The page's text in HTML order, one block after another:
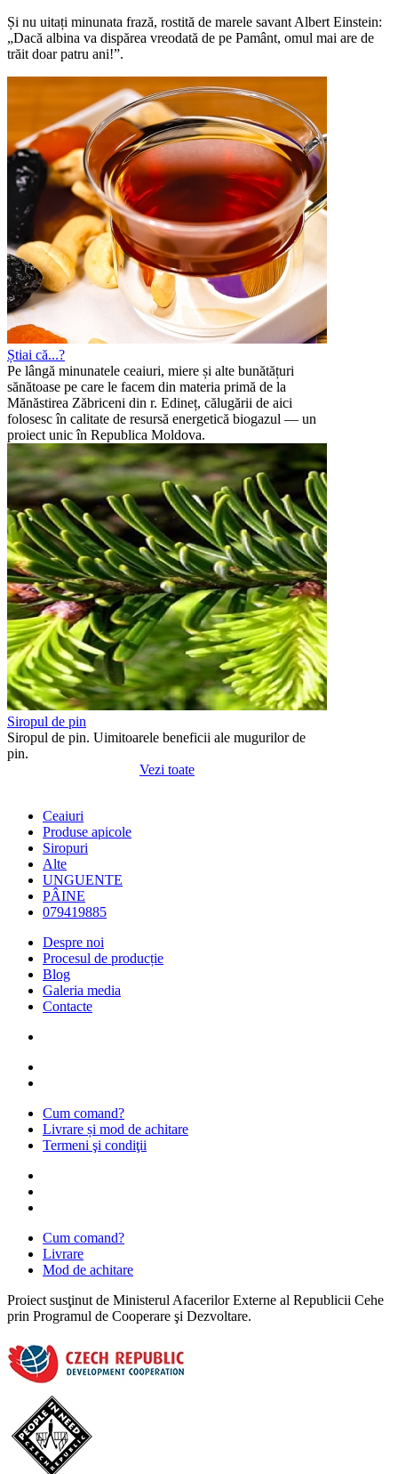
Și nu uitați minunata frază, rostită de marele savant Albert Einstein:
„Dacă albina va dispărea vreodată de pe Pamânt, omul mai are de
trăit doar patru ani!”.
Știai că...?
Pe lângă minunatele ceaiuri, miere și alte bunătățuri
sănătoase pe care le facem din materia primă de la
Mănăstirea Zăbriceni din r. Edineț, călugării de aici
folosesc în calitate de resursă energetică biogazul — un
proiect unic în Republica Moldova.
Siropul de pin
Siropul de pin. Uimitoarele beneficii ale mugurilor de
pin.
Vezi toate
Ceaiuri
Produse apicole
Siropuri
Alte
UNGUENTE
PÂINE
079419885
Despre noi
Procesul de producție
Blog
Galeria media
Contacte
Cum comand?
Livrare și mod de achitare
Termeni şi condiţii
Cum comand?
Livrare
Mod de achitare
Proiect susţinut de Ministerul Afacerilor Externe al Republicii Cehe
prin Programul de Cooperare şi Dezvoltare.